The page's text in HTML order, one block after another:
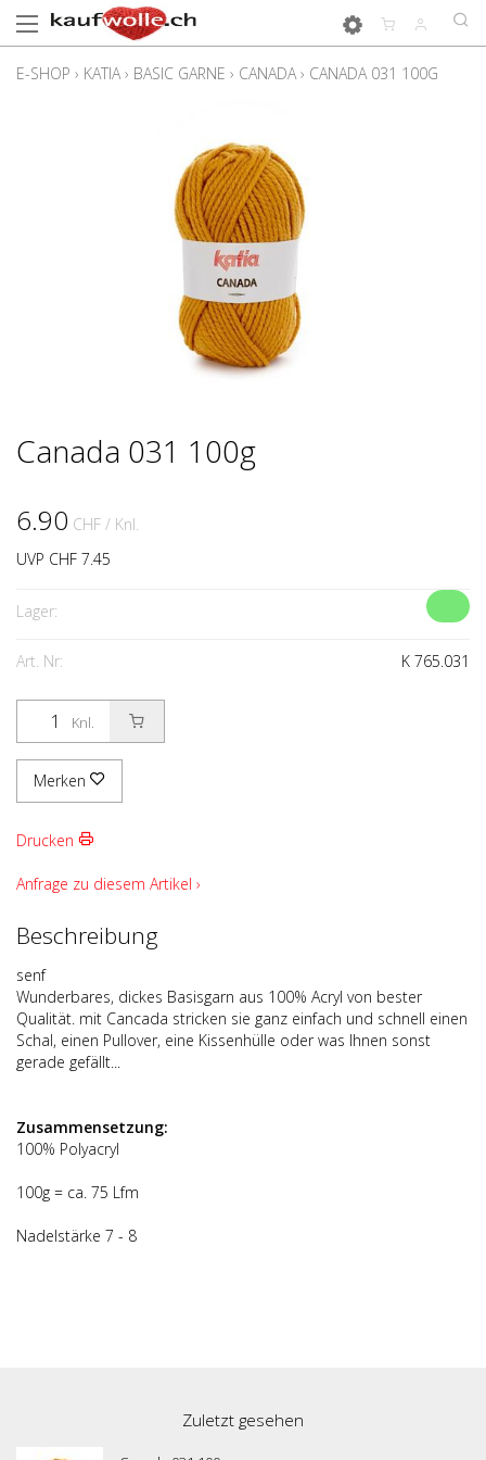
E-SHOP › KATIA › BASIC GARNE › CANADA › CANADA 031 100G
Canada 031 100g
6.90 CHF / Knl.
UVP CHF 7.45
Lager:
Art. Nr: K 765.031
Knl.
Merken
Drucken
Anfrage zu diesem Artikel ›
Beschreibung
senf
Wunderbares, dickes Basisgarn aus 100% Acryl von bester
Qualität. mit Cancada stricken sie ganz einfach und schnell einen
Schal, einen Pullover, eine Kissenhülle oder was Ihnen sonst
gerade gefällt...
Zusammensetzung:
100% Polyacryl
100g = ca. 75 Lfm
Nadelstärke 7 - 8
Zuletzt gesehen